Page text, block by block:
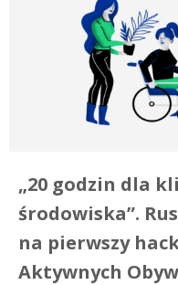
„20 godzin dla
środowiska”.
na pierwszy
Aktywnych